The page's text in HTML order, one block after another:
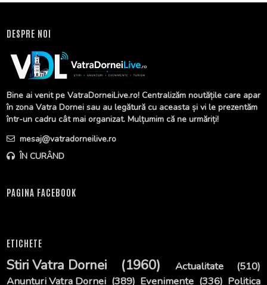
DESPRE NOI
Bine ai venit pe VatraDorneiLive.ro! Centralizăm noutățile care apar
în zona Vatra Dornei sau au legătură cu aceasta și vi le prezentăm
într-un cadru cât mai organizat. Mulțumim că ne urmăriți!
mesaj@vatradorneilive.ro
ÎN CURÂND
PAGINA FACEBOOK
ETICHETE
Stiri Vatra Dornei (1960) Actualitate
(510)
Anunturi Vatra Dornei (389) Evenimente (336) Politica